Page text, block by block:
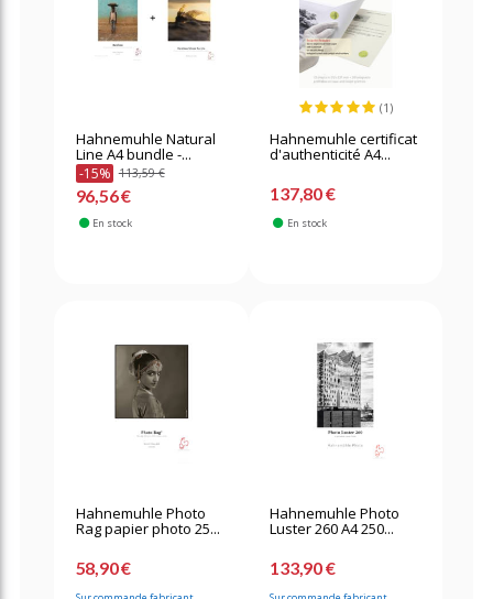
Hahnemuhle Natural
Line A4 bundle -...
-15% 113,59 €
96,56 €
En stock
(1)
Hahnemuhle certificat
d'authenticité A4...
137,80 €
En stock
Hahnemuhle Photo
Rag papier photo 25...
58,90 €
Hahnemuhle Photo
Luster 260 A4 250...
133,90 €